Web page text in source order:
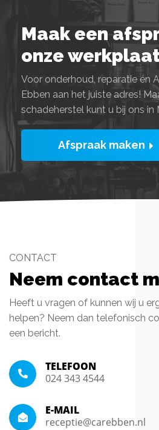
Maak een
onze
Voor onderhoud, reparatie én
Ebben aan het juiste adres!
schadeherstel kunt u bij ons in
Afspraak maken
CONTACT
Neem contact
Heeft u vragen of kunnen wij u
helpen? Neem dan telefonisch
een bericht.
TELEFOON
024 343 4544
E-MAIL
receptie@carebben.nl